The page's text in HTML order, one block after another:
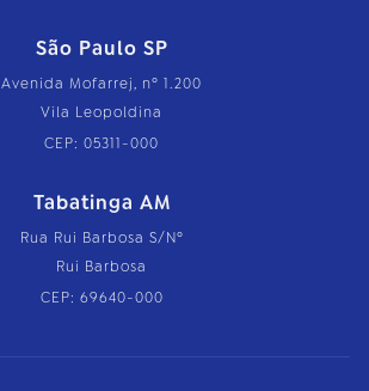
São Paulo SP
Avenida Mofarrej, nº 1.200
Vila Leopoldina
CEP: 05311-000
Tabatinga AM
Rua Rui Barbosa S/Nº
Rui Barbosa
CEP: 69640-000